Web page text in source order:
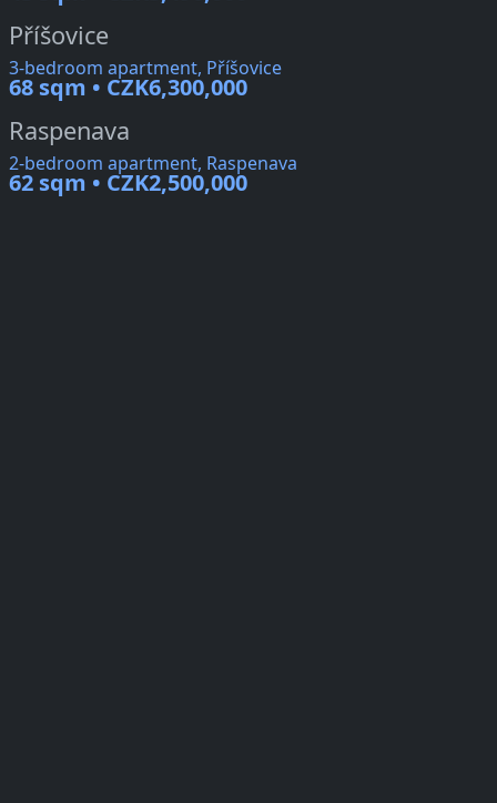
Příšovice
3-bedroom apartment, Příšovice
68 sqm • CZK6,300,000
Raspenava
2-bedroom apartment, Raspenava
62 sqm • CZK2,500,000